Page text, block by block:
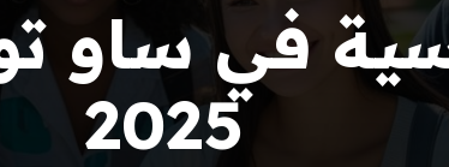
في ساو
2025